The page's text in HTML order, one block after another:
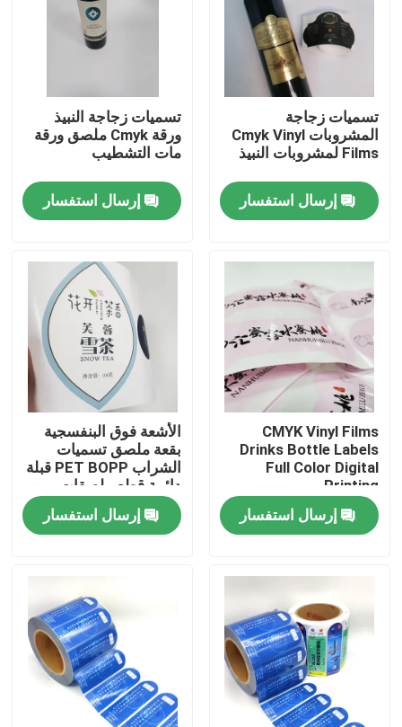
منزل
حول بنا
إتصال
المنتجات
ملصقات ملصقات لاصقة
ملصقات ملصقات التعبئة والتغليف
ملصقات الطعام اللاصق
تسميات زجاجة المشروبات
تسميات مستحضرات التجميل للماء
تسميات زجاجة
المشروبات Cmyk Vinyl
Films لمشروبات النبيذ
إرسال استفسار
تسميات زجاجة النبيذ
ورقة Cmyk ملصق ورقة
مات التشطيب
إرسال استفسار
CMYK Vinyl Films
Drinks Bottle Labels
Full Color Digital
Printing
إرسال استفسار
الأشعة فوق البنفسجية
بقعة ملصق تسميات
الشراب PET BOPP قبلة
دائمة قطع ملصقات
الفينيل
إرسال استفسار